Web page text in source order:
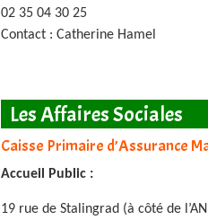
02 35 04 30 25
Contact : Catherine Hamel
Les Affaires Sociales
Caisse Primaire d’Assurance
Accueil Public :
19 rue de Stalingrad (à côté de